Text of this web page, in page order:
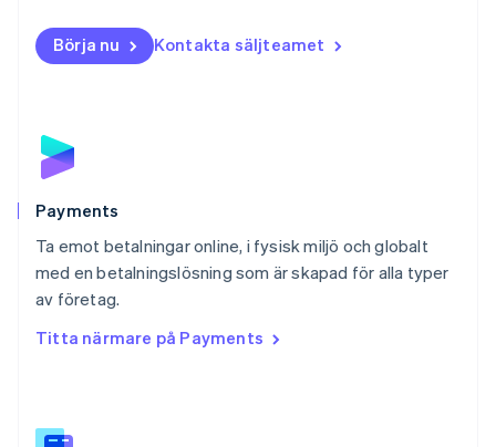
Börja nu Kontakta säljteamet
Payments
Ta emot betalningar online, i fysisk miljö och globalt
med en betalningslösning som är skapad för alla typer
av företag.
Titta närmare på Payments
English
Nya Zeeland
Portugal
Português
English
DeutschFrançaisItalianoEnglish
Singapore
English简体中文
English
Español